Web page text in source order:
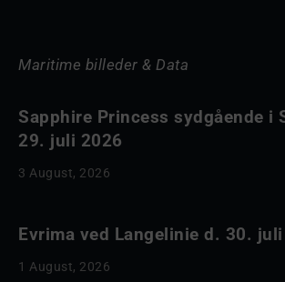
Maritime billeder & Data
Sapphire Princess sydgående i
29. juli 2026
3 August, 2026
Evrima ved Langelinie d. 30.
1 August, 2026